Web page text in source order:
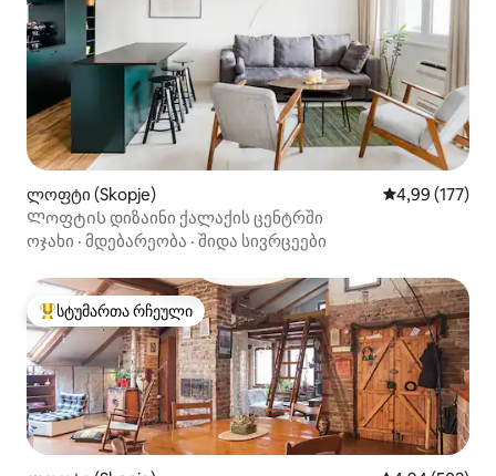
ლოფტი (Skopje) საშუალო
4,99 (177)
Ლოფტის დიზაინი ქალაქის ცენტრში
ოჯახი · მდებარეობა · შიდა სივრცეები
სტუმართა რჩეული მოწინავე ვარიანტი
სტუმართა რჩეული